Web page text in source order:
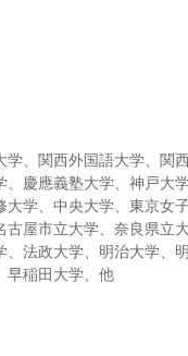
、関西外国語大学、関
慶應義塾大学、神戸大
学、中央大学、東京女
屋市立大学、奈良県立大
法政大学、明治大学、
早稲田大学、他